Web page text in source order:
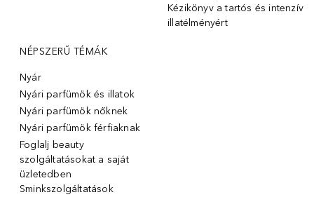
Kézikönyv a tartós és intenzív
illatélményért
NÉPSZERŰ TÉMÁK
Nyár
Nyári parfümök és illatok
Nyári parfümök nőknek
Nyári parfümök férfiaknak
Foglalj beauty
szolgáltatásokat a saját
üzletedben
Sminkszolgáltatások